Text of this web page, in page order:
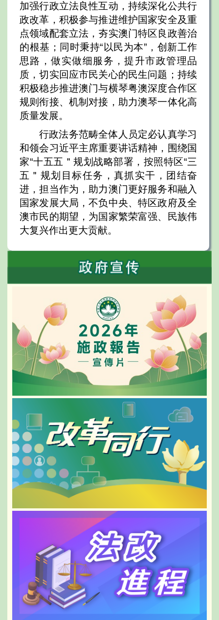
加强行政立法良性互动，持续深化公共行
政改革，积极参与推进维护国家安全及重
点领域配套立法，夯实澳门特区良政善治
的根基；同时秉持“以民为本”，创新工作
思路，做实做细服务，提升市政管理品
质，切实回应市民关心的民生问题；持续
积极稳步推进澳门与横琴粤澳深度合作区
规则衔接、机制对接，助力澳琴一体化高
质量发展。
行政法务范畴全体人员定必认真学习
和领会习近平主席重要讲话精神，围绕国
家“十五五＂规划战略部署，按照特区“三
五＂规划目标任务，真抓实干，团结奋
进，担当作为，助力澳门更好服务和融入
国家发展大局，不负中央、特区政府及全
澳市民的期望，为国家繁荣富强、民族伟
大复兴作出更大贡献。